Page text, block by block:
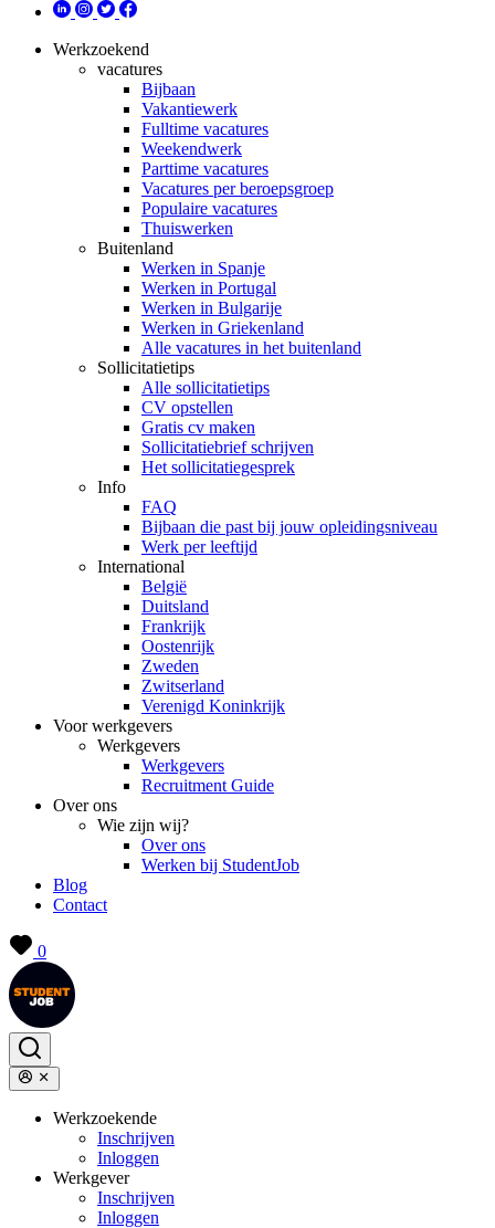
Werkzoekend
vacatures
Bijbaan
Vakantiewerk
Fulltime vacatures
Weekendwerk
Parttime vacatures
Vacatures per beroepsgroep
Populaire vacatures
Thuiswerken
Buitenland
Werken in Spanje
Werken in Portugal
Werken in Bulgarije
Werken in Griekenland
Alle vacatures in het buitenland
Sollicitatietips
Alle sollicitatietips
CV opstellen
Gratis cv maken
Sollicitatiebrief schrijven
Het sollicitatiegesprek
Info
FAQ
Bijbaan die past bij jouw opleidingsniveau
Werk per leeftijd
International
België
Duitsland
Frankrijk
Oostenrijk
Zweden
Zwitserland
Verenigd Koninkrijk
Voor werkgevers
Werkgevers
Werkgevers
Recruitment Guide
Over ons
Wie zijn wij?
Over ons
Werken bij StudentJob
Blog
Contact
0
Werkzoekende
Inschrijven
Inloggen
Werkgever
Inschrijven
Inloggen